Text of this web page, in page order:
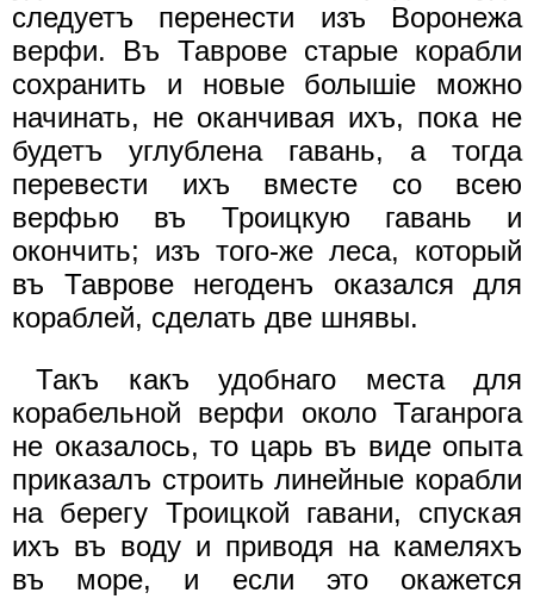
следуетъ перенести изъ Воронежа
верфи. Въ Таврове старые корабли
сохранить и новые болышiе можно
начинать, не оканчивая ихъ, пока не
будетъ углублена гавань, а тогда
перевести ихъ вместе со всею
верфью въ Троицкую гавань и
окончить; изъ того-же леса, который
въ Таврове негоденъ оказался для
кораблей, сделать две шнявы.
Такъ какъ удобнаго места для
корабельной верфи около Таганрога
не оказалось, то царь въ виде опыта
приказалъ строить линейные корабли
на берегу Троицкой гавани, спуская
ихъ въ воду и приводя на камеляхъ
въ море, и если это окажется